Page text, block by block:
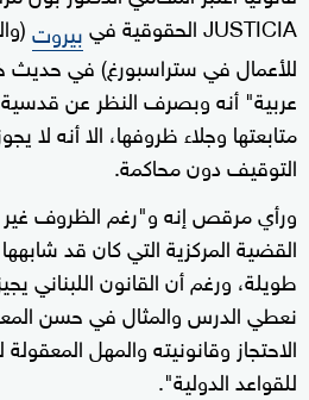
JUSTICIA الحقوقية في
بيروت
للأعمال في ستراسبورغ) في
عربية" أنه وبصرف النظر عن
متابعتها وجلاء ظروفها، الا أنه لا
التوقيف دون محاكمة.
ورأي مرقص إنه و"رغم الظروف غير
القضية المركزية التي كان قد
طويلة، ورغم أن القانون اللبناني
نعطي الدرس والمثال في حسن
الاحتجاز وقانونيته والمهل
للقواعد الدولية".